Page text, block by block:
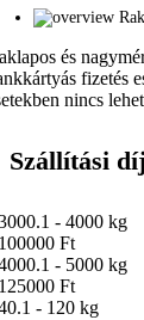
és
fizetés
nincs
Szállítási
- 4000 kg
Ft
- 5000 kg
Ft
- 120 kg